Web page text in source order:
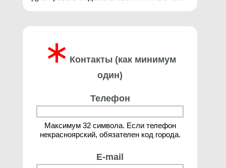
∗ Контакты (как минимум
один)
Телефон
Максимум 32 символа. Если телефон
некрасноярский, обязателен код города.
E-mail